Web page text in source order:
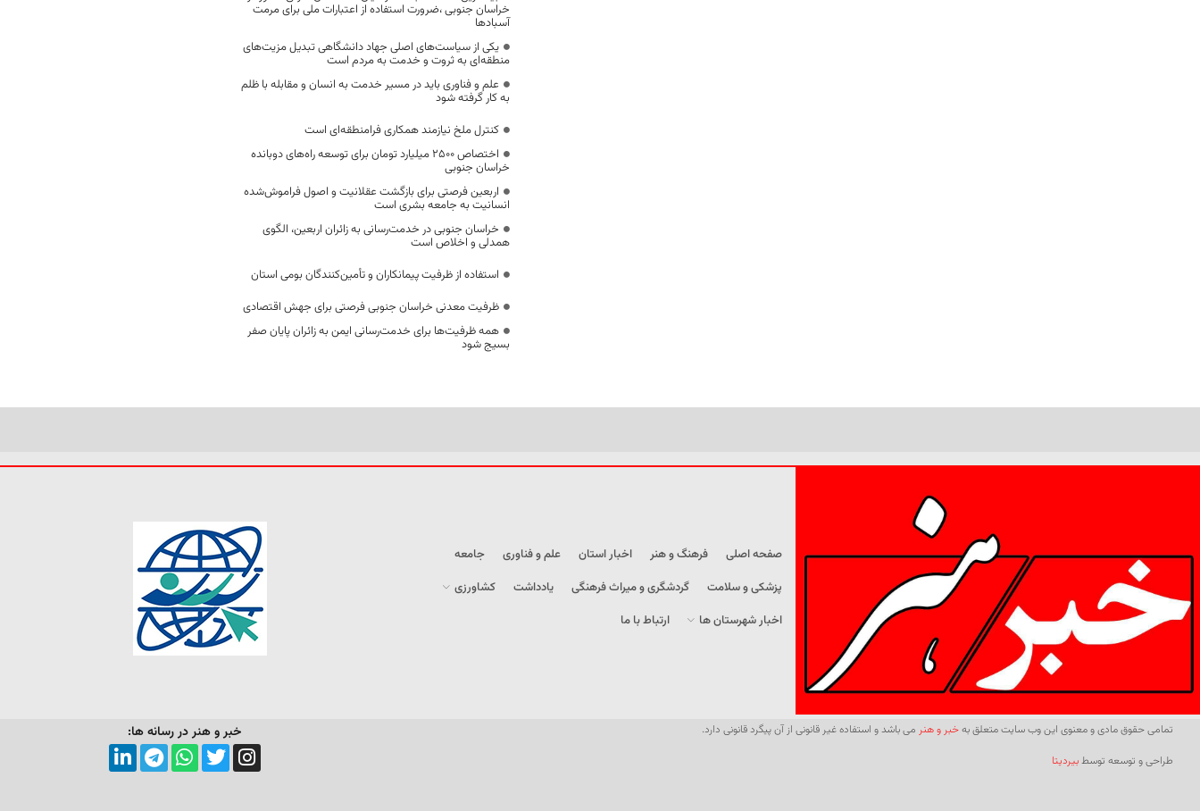
خراسان جنوبی ،ضرورت استفاده از اعتبارات ملی برای مرمت
آسبادها
یکی از سیاست‌های اصلی جهاد دانشگاهی تبدیل مزیت‌های
منطقه‌ای به ثروت و خدمت به مردم است
علم و فناوری باید در مسیر خدمت به انسان و مقابله با ظلم
به کار گرفته شود
کنترل ملخ نیازمند همکاری فرامنطقه‌ای است
اختصاص 2500 میلیارد تومان برای توسعه راه‌های دوبانده
خراسان جنوبی
اربعین فرصتی برای بازگشت عقلانیت و اصول فراموش‌شده
انسانیت به جامعه بشری است
خراسان جنوبی در خدمت‌رسانی به زائران اربعین، الگوی
همدلی و اخلاص است
استفاده از ظرفیت پیمانکاران و تأمین‌کنندگان بومی استان
ظرفیت معدنی خراسان جنوبی فرصتی برای جهش اقتصادی
همه ظرفیت‌ها برای خدمت‌رسانی ایمن به زائران پایان صفر
بسیج شود
صفحه اصلی فرهنگ و هنر اخبار استان علم و فناوری
جامعه
پزشکی و سلامت
گردشگری و میراث فرهنگی یادداشت
کشاورزی
اخبار شهرستان ها
ارتباط با ما
تمامی حقوق مادی و معنوی این وب سایت متعلق بهخبر و هنر می باشد و استفاده غیر قانونی از آن پیگرد قانونی دارد.
طراحی و توسعه توسطبیردیتا
خبر و هنر در رسانه ها: